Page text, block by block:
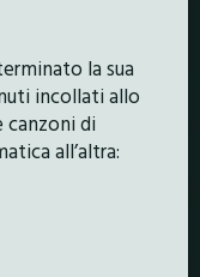
la sua
incollati allo
canzoni di
all’altra: